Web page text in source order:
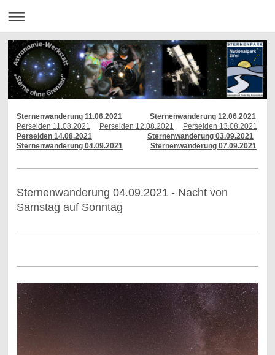
Sternenwanderung 11.06.2021
Sternenwanderung 12.06.2021
Perseiden 11.08.2021
Perseiden 12.08.2021
Perseiden 13.08.2021
Perseiden 14.08.2021
Sternenwanderung 03.09.2021
Sternenwanderung 04.09.2021
Sternenwanderung 07.09.2021
Sternenwanderung 04.09.2021 - Nacht von
Samstag auf Sonntag